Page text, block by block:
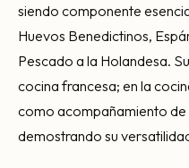
siendo componente
Huevos Benedictinos,
Pescado a la Holandesa.
cocina francesa; en la
como acompañamiento de
demostrando su